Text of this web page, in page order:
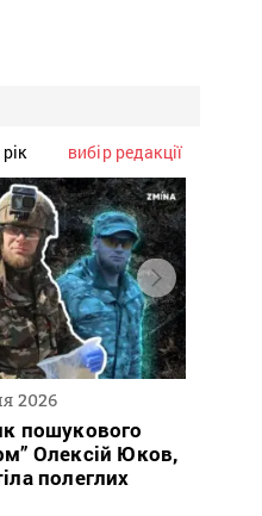
вибір редакції
2026
пошукового
Олексій Юков,
полеглих